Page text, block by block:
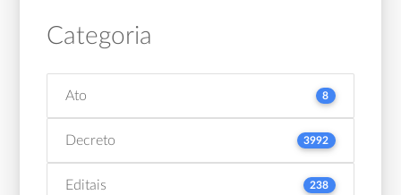
Categoria
Ato 8
Decreto 3992
Editais 238